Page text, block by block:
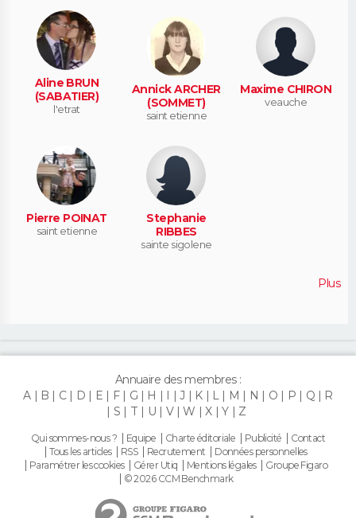
Aline BRUN
(SABATIER)
l'etrat
Annick ARCHER
(SOMMET)
saint etienne
Maxime CHIRON
veauche
Pierre POINAT
saint etienne
Stephanie
RIBBES
sainte sigolene
Plus
Annuaire des membres :
A
B C D E F G H I J K L M N O P Q
R
S
T U V W X Y Z
Qui sommes-nous ? Equipe Charte éditoriale Publicité
Contact
Tous les articles
RSS Recrutement
Données personnelles
Paramétrer les cookies
Gérer Utiq Mentions légales
Groupe Figaro
© 2026 CCM Benchmark